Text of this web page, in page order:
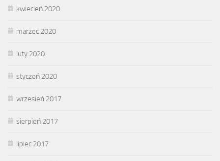
kwiecień 2020
marzec 2020
luty 2020
styczeń 2020
wrzesień 2017
sierpień 2017
lipiec 2017